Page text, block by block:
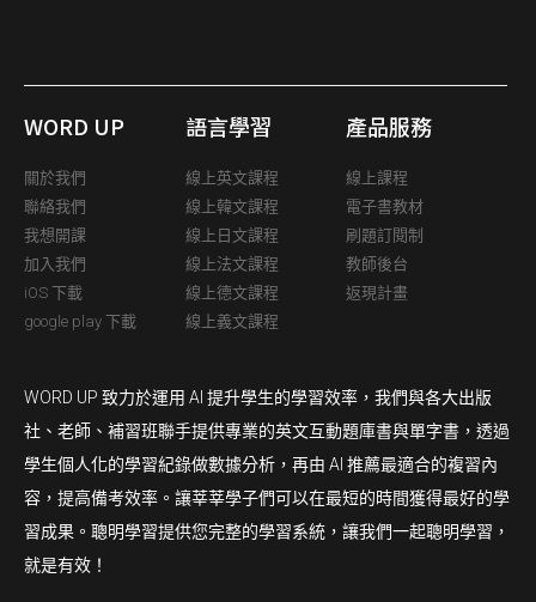
WORD UP
關於我們
聯絡我們
我想開課
加入我們
iOS 下載
google play 下載
語言學習
線上英文課程
線上韓文課程
線上日文課程
線上法文課程
線上德文課程
線上義文課程
產品服務
線上課程
電子書教材
刷題訂閱制
教師後台
返現計畫
WORD UP 致力於運用 AI 提升學生的學習效率，我們與各大出版
社、老師、補習班聯手提供專業的英文互動題庫書與單字書，透過
學生個人化的學習紀錄做數據分析，再由 AI 推薦最適合的複習內
容，提高備考效率。讓莘莘學子們可以在最短的時間獲得最好的學
習成果。聰明學習提供您完整的學習系統，讓我們一起聰明學習，
就是有效！